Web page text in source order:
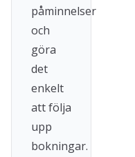
påminnelser
och
göra
det
enkelt
att följa
upp
bokningar.